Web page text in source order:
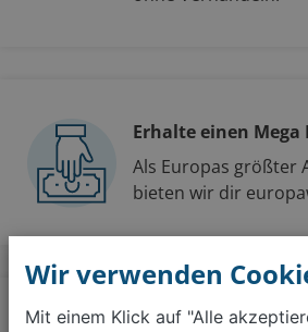
Wir verwenden
Mit einem Klick auf "Alle
Erhalte einen Mega
Als Europas größter
bieten wir dir